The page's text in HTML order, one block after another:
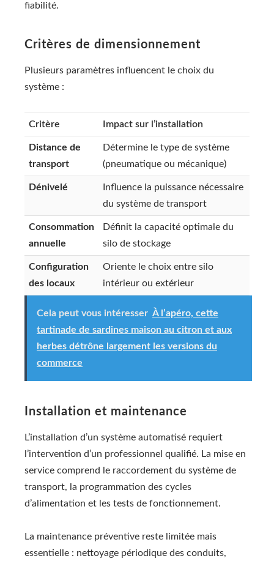
fiabilité.
Critères de dimensionnement
Plusieurs paramètres influencent le choix du
système :
Critère Impact sur l’installation
Distance de
transport
Détermine le type de système
(pneumatique ou mécanique)
Dénivelé
Influence la puissance nécessaire
du système de transport
Consommation
annuelle
Définit la capacité optimale du
silo de stockage
Configuration
des locaux
Oriente le choix entre silo
intérieur ou extérieur
Cela peut vous intéresser À l’apéro, cette
tartinade de sardines maison au citron et aux
herbes détrône largement les versions du
commerce
Installation et maintenance
L’installation d’un système automatisé requiert
l’intervention d’un professionnel qualifié. La mise en
service comprend le raccordement du système de
transport, la programmation des cycles
d’alimentation et les tests de fonctionnement.
La maintenance préventive reste limitée mais
essentielle : nettoyage périodique des conduits,